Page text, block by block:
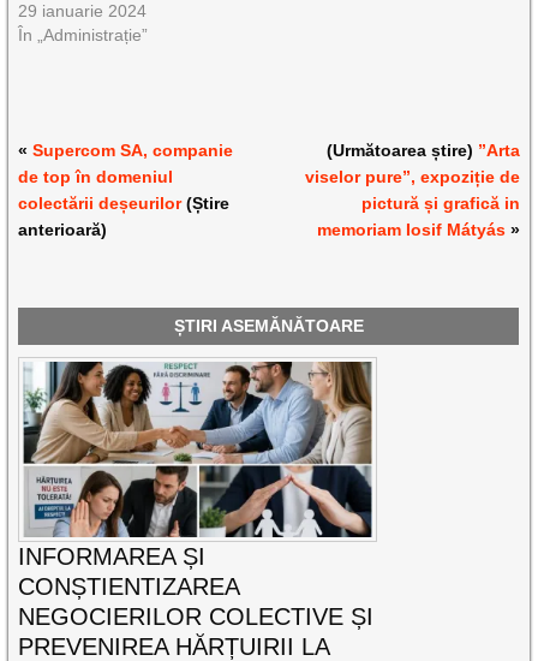
29 ianuarie 2024
În „Administrație”
«Supercom SA, companie
de top în domeniul
colectării deșeurilor(Știre
anterioară)
(Următoarea știre) ”Arta
viselor pure”, expoziție de
pictură și grafică in
memoriam Iosif Mátyás»
ȘTIRI ASEMĂNĂTOARE
INFORMAREA ȘI
CONȘTIENTIZAREA
NEGOCIERILOR COLECTIVE ȘI
PREVENIREA HĂRȚUIRII LA